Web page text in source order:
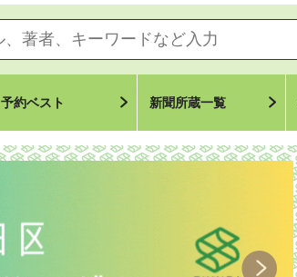
予約ベスト 新聞所蔵一覧